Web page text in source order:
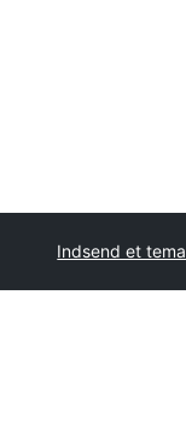
Indsend et tema